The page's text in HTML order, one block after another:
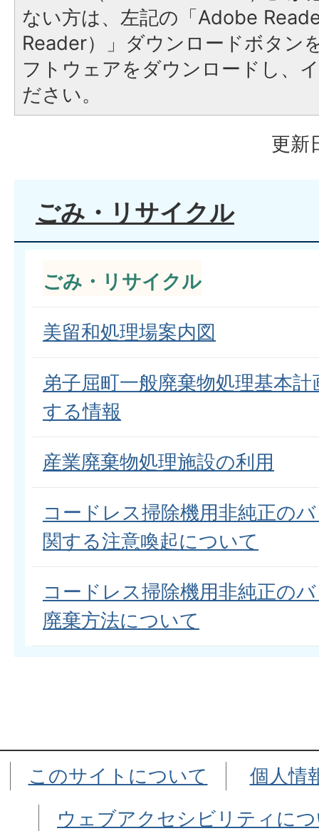
ない方は、左記の「Adobe
Reader）」ダウンロードボタン
フトウェアをダウンロードし、
ださい。
更新
ごみ・リサイクル
ごみ・リサイクル
美留和処理場案内図
弟子屈町一般廃棄物処理基本
する情報
産業廃棄物処理施設の利用
コードレス掃除機用非純正の
関する注意喚起について
コードレス掃除機用非純正の
廃棄方法について
このサイトについて
個人情
ウェブアクセシビリティに